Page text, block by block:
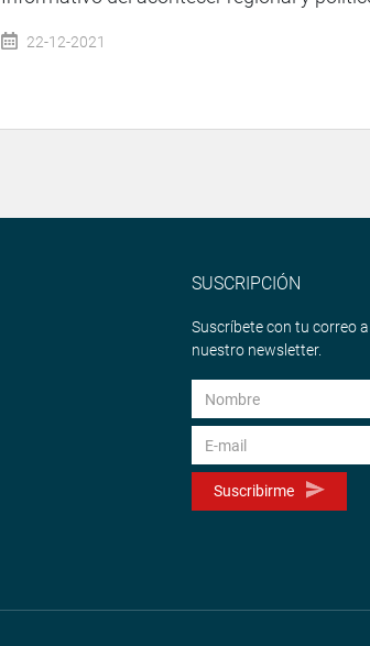
22-12-2021
SUSCRIPCIÓN
Suscríbete con tu correo a
nuestro newsletter.
Suscribirme